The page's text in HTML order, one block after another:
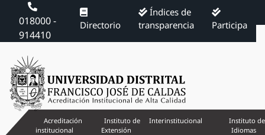
018000 -
914410
Directorio
Índices de
transparencia
Participa
Acreditación
institucional
Instituto de
Extensión
Interinstitucional
Instituto de
Idiomas